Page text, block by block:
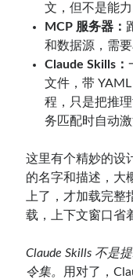
文，但不是能力
MCP 服务器：
和数据源，需要
Claude Skills：
文件，带
程，只是把推
务匹配时自动激
这里有个精妙的设
的名字和描述，大
上了，才加载完
载，上下文窗口省
Claude Skills 不是
令集。
用对了，